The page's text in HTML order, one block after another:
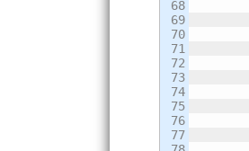
68
69
70
71
72
73
74
75
76
77